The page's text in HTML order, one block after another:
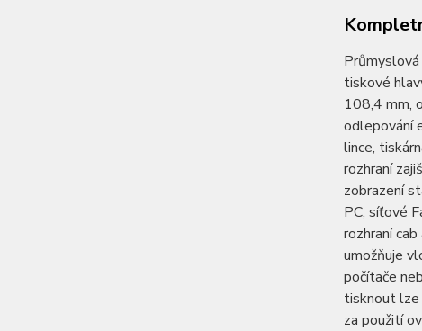
tiskové
108,4 mm,
odlepování
lince,
rozhraní
zobrazení
PC, síťové
rozhraní
umožňuje
počítače
tisknout lze
za použití